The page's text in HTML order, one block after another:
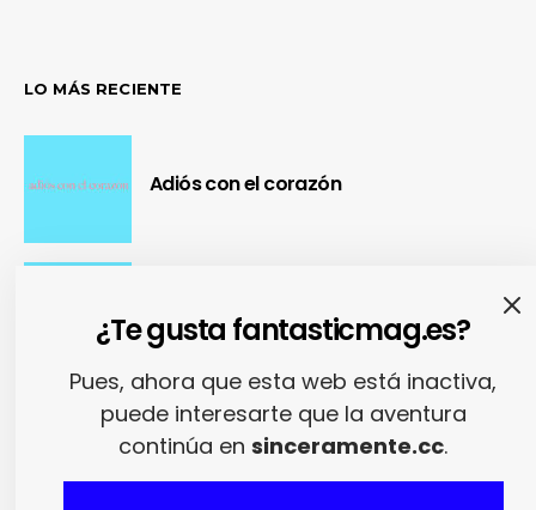
LO MÁS RECIENTE
Adiós con el corazón
Se cierra un pedazo de vida
OUR Fest 2024 convirtió a Ourense en
la capital del Cool Britannia
¿Te gusta fantasticmag.es?
Pues, ahora que esta web está inactiva,
puede interesarte que la aventura
continúa en sinceramente.cc.